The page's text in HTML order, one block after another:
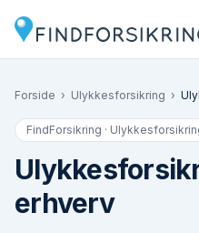
Forside › Ulykkesforsikring ›
FindForsikring ·
erhverv